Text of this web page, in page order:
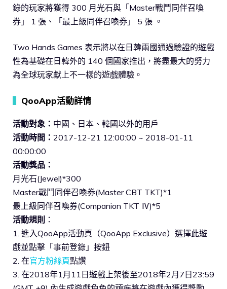
錄的玩家將獲得 300 月光石與「Master戰鬥同伴召喚
券」 1 張、「最上級同伴召喚券」 5 張 。
Two Hands Games 表示將以在日韓兩國通過驗證的遊戲
性為基礎在日韓外的 140 個國家推出，將盡最大的努力
為全球玩家獻上不一樣的遊戲體驗。
QooApp活動詳情
活動對象： 中國、日本、韓國以外的用戶
活動時間： 2017-12-21 12:00:00 ~ 2018-01-11
00:00:00
活動獎品：
月光石(Jewel)*300
Master戰鬥同伴召喚券(Master CBT TKT)*1
最上級同伴召喚券(Companion TKT Ⅳ)*5
活動規則 ：
1. 進入QooApp活動頁（QooApp Exclusive）選擇此遊
戲並點擊「事前登錄」按鈕
2. 在官方粉絲頁點讚
3. 在2018年1月11日遊戲上架後至2018年2月7日23:59